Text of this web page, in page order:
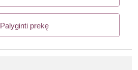
Palyginti prekę